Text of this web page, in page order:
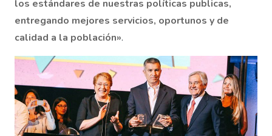
los estándares de nuestras políticas publicas,
entregando mejores servicios, oportunos y de
calidad a la población».